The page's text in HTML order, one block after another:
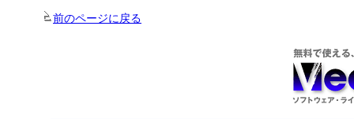
前のページに戻る